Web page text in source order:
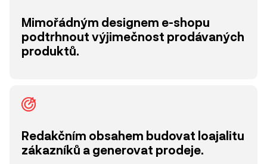
Mimořádným designem e-shopu
podtrhnout výjimečnost prodávaných
produktů.
Redakčním obsahem budovat loajalitu
zákazníků a generovat prodeje.